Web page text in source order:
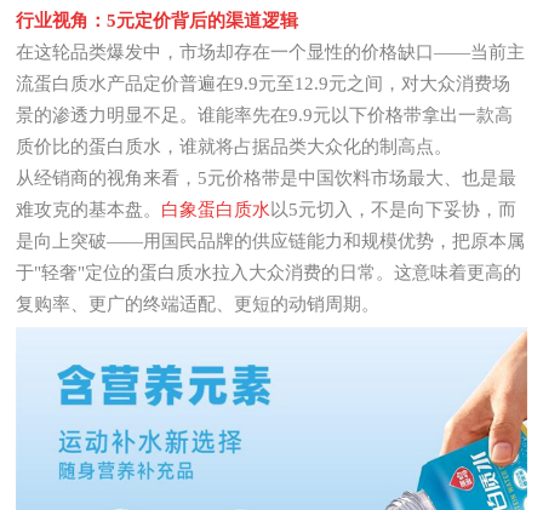
行业视角：5元定价背后的渠道逻辑
在这轮品类爆发中，市场却存在一个显性的价格缺口——当前主
流蛋白质水产品定价普遍在9.9元至12.9元之间，对大众消费场
景的渗透力明显不足。谁能率先在9.9元以下价格带拿出一款高
质价比的蛋白质水，谁就将占据品类大众化的制高点。
从经销商的视角来看，5元价格带是中国饮料市场最大、也是最
难攻克的基本盘。 白象蛋白质水 以5元切入，不是向下妥协，而
是向上突破——用国民品牌的供应链能力和规模优势，把原本属
于"轻奢"定位的蛋白质水拉入大众消费的日常。这意味着更高的
复购率、更广的终端适配、更短的动销周期。